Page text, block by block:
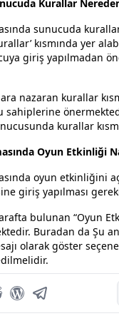
Kurallar
sunucuda
kısmında yer
giriş yapılmadan
nazaran kurallar
sahiplerine
kurallar
Oyun Etkinliği
oyun etkinliğini
giriş yapılması
bulunan “Oyun
Buradan da Şu
olarak göster